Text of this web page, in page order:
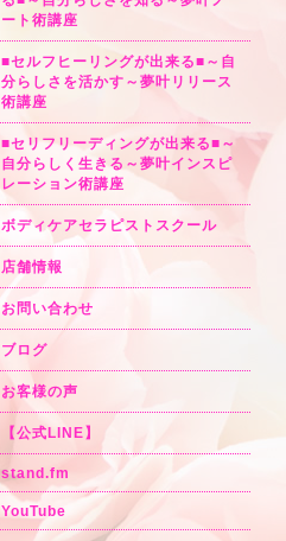
ート術講座
■セルフヒーリングが出来る■～自
分らしさを活かす～夢叶リリース
術講座
■セリフリーディングが出来る■～
自分らしく生きる～夢叶インスピ
レーション術講座
ボディケアセラピストスクール
店舗情報
お問い合わせ
ブログ
お客様の声
【公式LINE】
stand.fm
YouTube